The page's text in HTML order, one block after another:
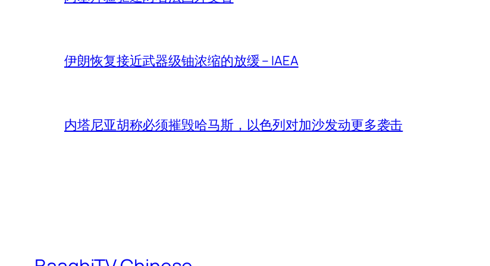
伊朗恢复接近武器级铀浓缩的放缓 – IAEA
内塔尼亚胡称必须摧毁哈马斯，以色列对加沙发动更多袭击